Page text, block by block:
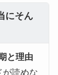
にそん
と理由
が読めな